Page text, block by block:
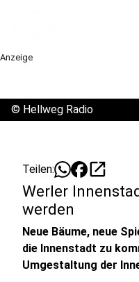
Anzeige
© Hellweg Radio
Teilen: open_in_new
Werler
werden
Neue Bäume, neue
die Innenstadt zu
Umgestaltung der